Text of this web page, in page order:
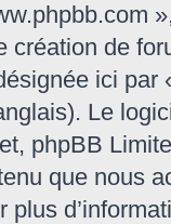
création de
ici par
Le
phpBB
que nous
plus